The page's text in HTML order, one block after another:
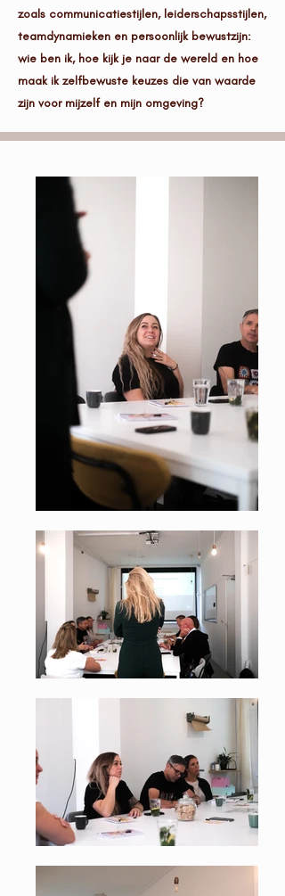
zoals communicatiestijlen, leiderschapsstijlen,
teamdynamieken en persoonlijk bewustzijn:
wie ben ik, hoe kijk je naar de wereld en hoe
maak ik zelfbewuste keuzes die van waarde
zijn voor mijzelf en mijn omgeving?